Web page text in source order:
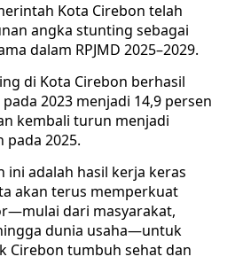
Kota Cirebon telah
angka stunting sebagai
dalam RPJMD 2025–2029.
di Kota Cirebon berhasil
2023 menjadi 14,9 persen
kembali turun menjadi
pada 2025.
ini adalah hasil kerja keras
akan terus memperkuat
dari masyarakat,
dunia usaha—untuk
Cirebon tumbuh sehat dan